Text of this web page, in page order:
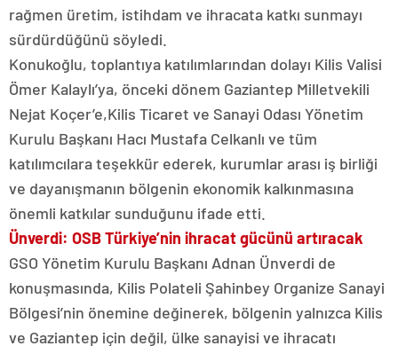
rağmen üretim, istihdam ve ihracata katkı sunmayı
sürdürdüğünü söyledi.
Konukoğlu, toplantıya katılımlarından dolayı Kilis Valisi
Ömer Kalaylı’ya, önceki dönem Gaziantep Milletvekili
Nejat Koçer’e,Kilis Ticaret ve Sanayi Odası Yönetim
Kurulu Başkanı Hacı Mustafa Celkanlı ve tüm
katılımcılara teşekkür ederek, kurumlar arası iş birliği
ve dayanışmanın bölgenin ekonomik kalkınmasına
önemli katkılar sunduğunu ifade etti.
Ünverdi: OSB Türkiye’nin ihracat gücünü artıracak
GSO Yönetim Kurulu Başkanı Adnan Ünverdi de
konuşmasında, Kilis Polateli Şahinbey Organize Sanayi
Bölgesi’nin önemine değinerek, bölgenin yalnızca Kilis
ve Gaziantep için değil, ülke sanayisi ve ihracatı